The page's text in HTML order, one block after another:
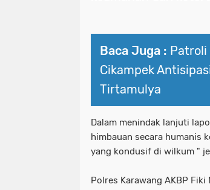
Baca Juga : Patroli
Cikampek
Tirtamulya
Dalam menindak lanjuti
himbauan secara humanis
yang kondusif di wilkum "
Polres Karawang AKBP Fiki